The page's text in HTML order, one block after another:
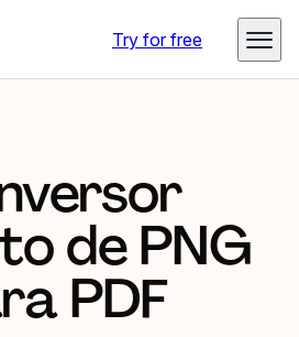
Try for free
de PNG
PDF